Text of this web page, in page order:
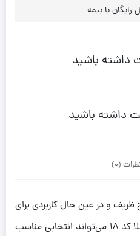
با بیمه
داشته باشید
داشته باشید
(0)
ظریف و در عین حال کاربردی برای
استفاده روزمره هستید، النگو طلا کد 18 می‌تواند انتخابی مناسب